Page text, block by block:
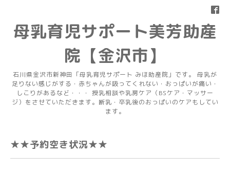
母乳育児サポート美芳助産
院【金沢市】
石川県金沢市新神田「母乳育児サポート みほ助産院」です。 母乳が
足りない感じがする・赤ちゃんが吸ってくれない・おっぱいが痛い・
しこりがあるなど・・・ 授乳相談や乳房ケア（BSケア・マッサー
ジ）をさせていただきます。断乳・卒乳後のおっぱいのケアもしてい
ます。
★★予約空き状況★★